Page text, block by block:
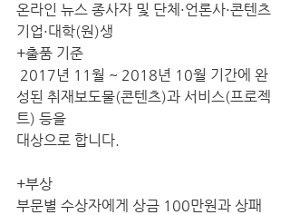
온라인 뉴스 종사자 및 단체·언론사·콘텐츠
기업·대학(원)생
+출품 기준
성된 취재보도물(콘텐츠)과 서비스(프로젝
트) 등을
대상으로 합니다.
+부상
부문별 수상자에게 상금 100만원과 상패